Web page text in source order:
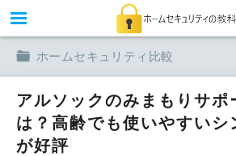
toggle
ホームセキュリティ比較
アルソックのみまもりサポ
は？高齢でも使いやすいシ
が好評